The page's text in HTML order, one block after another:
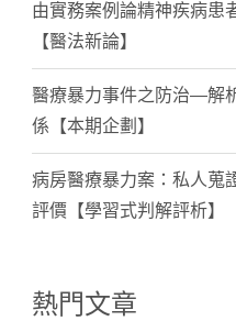
由實務案例論精神疾病患
【醫法新論】
醫療暴力事件之防治—解
係【本期企劃】
病房醫療暴力案：私人蒐
評價【學習式判解評析】
熱門文章